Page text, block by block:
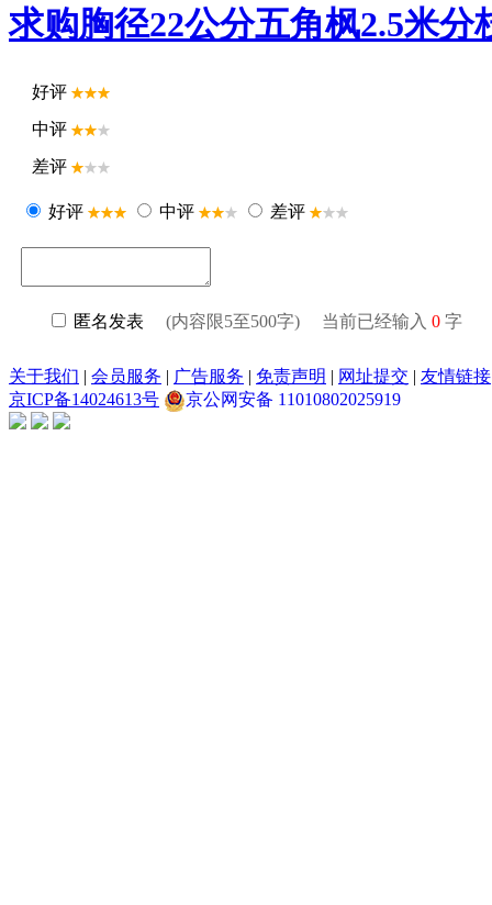
求购胸径22公分五角枫2.5米分
好评
中评
差评
好评 中评 差评
匿名发表 (内容限5至500字) 当前已经输入 0 字
关于我们 | 会员服务 | 广告服务 | 免责声明 | 网址提交 | 友情链接
京ICP备14024613号
京公网安备 11010802025919